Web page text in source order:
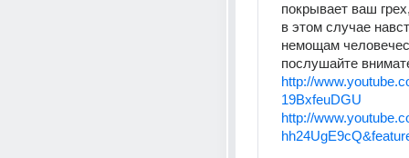
покрывает ваш
в этом случае
немощам
послушайте
http://
19BxfeuDGU
http://